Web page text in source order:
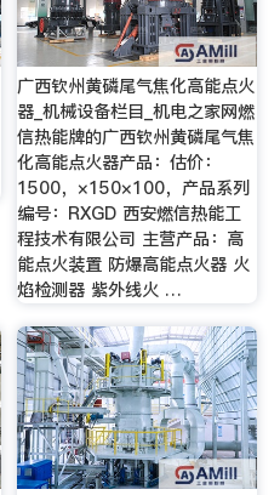
广西钦州黄磷尾气焦化高能点火
器_机械设备栏目_机电之家网燃
信热能牌的广西钦州黄磷尾气焦
化高能点火器产品：估价：
1500，×150×100，产品系列
编号：RXGD 西安燃信热能工
程技术有限公司 主营产品：高
能点火装置 防爆高能点火器 火
焰检测器 紫外线火 …